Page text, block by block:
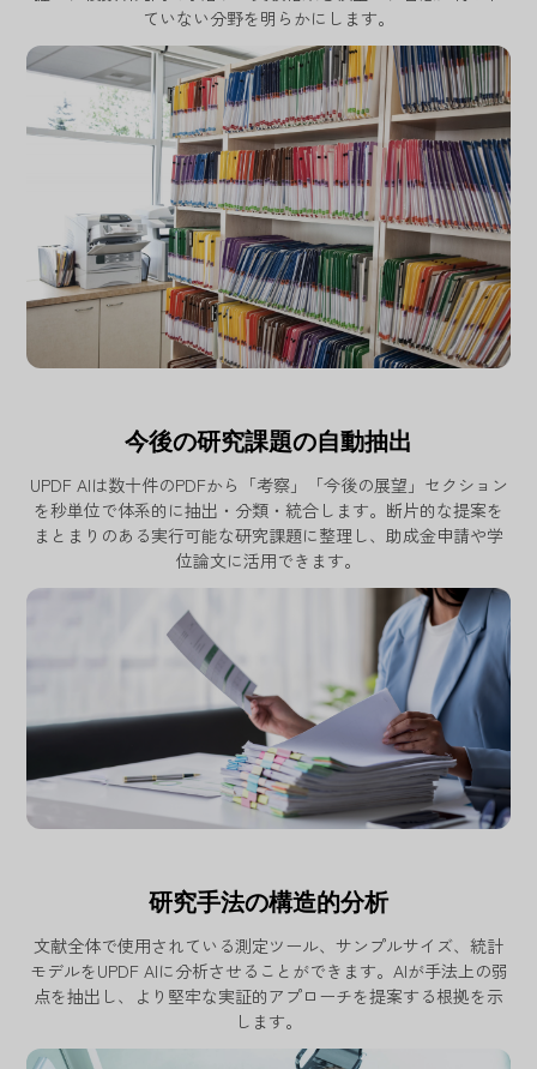
ていない分野を明らかにします。
今後の研究課題の自動抽出
UPDF AIは数十件のPDFから「考察」「今後の展望」セクション
を秒単位で体系的に抽出・分類・統合します。断片的な提案を
まとまりのある実行可能な研究課題に整理し、助成金申請や学
位論文に活用できます。
研究手法の構造的分析
文献全体で使用されている測定ツール、サンプルサイズ、統計
モデルをUPDF AIに分析させることができます。AIが手法上の弱
点を抽出し、より堅牢な実証的アプローチを提案する根拠を示
します。